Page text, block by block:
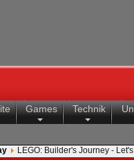
Games Technik
LEGO: Builder's Journey -